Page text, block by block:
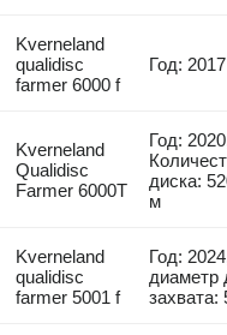
Kverneland
qualidisc
farmer 6000 f
Год: 2017
Kverneland
Qualidisc
Farmer 6000T
Год:
диска:
м
Kverneland
qualidisc
farmer 5001 f
Год:
диаметр
захвата: